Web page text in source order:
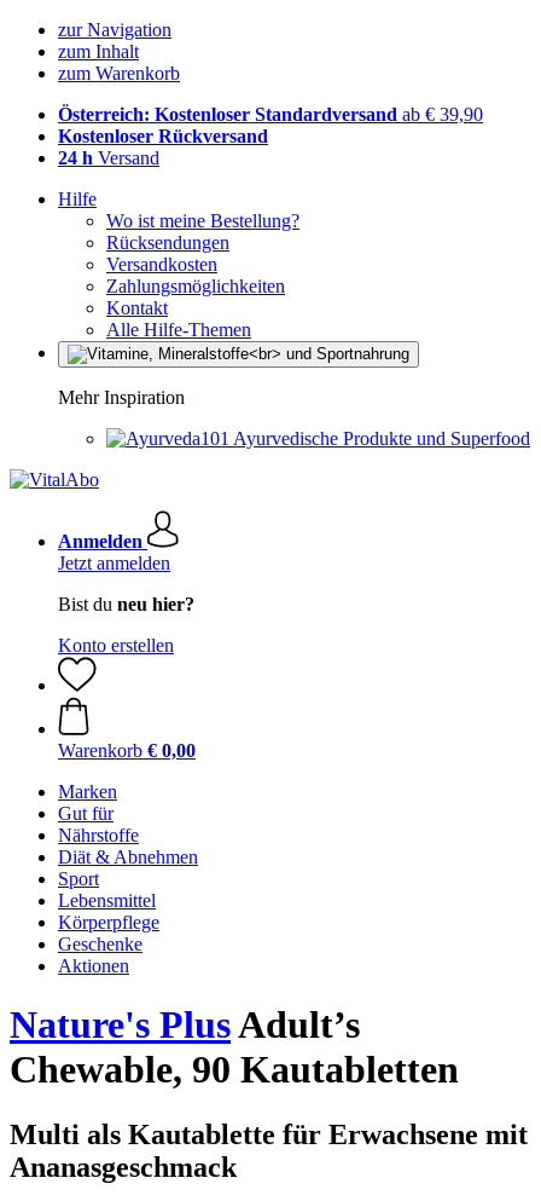
zur Navigation
zum Inhalt
zum Warenkorb
Österreich: Kostenloser Standardversand ab € 39,90
Kostenloser Rückversand
24 h Versand
Hilfe
Wo ist meine Bestellung?
Rücksendungen
Versandkosten
Zahlungsmöglichkeiten
Kontakt
Alle Hilfe-Themen
Mehr Inspiration
Ayurvedische Produkte und Superfood
Anmelden
Jetzt anmelden
Bist du neu hier?
Konto erstellen
Warenkorb € 0,00
Marken
Gut für
Nährstoffe
Diät & Abnehmen
Sport
Lebensmittel
Körperpflege
Geschenke
Aktionen
Nature's PlusAdult’s
Chewable, 90 Kautabletten
Multi als Kautablette für Erwachsene mit
Ananasgeschmack